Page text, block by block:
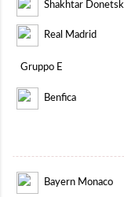
Shakhtar Donetsk
Real Madrid
Gruppo E
Benfica
Bayern Monaco